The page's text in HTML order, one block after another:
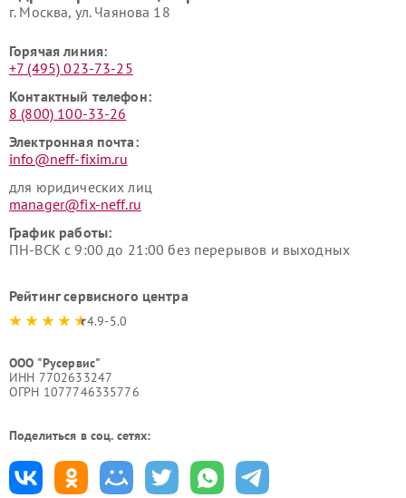
г. Москва, ул. Чаянова 18
Горячая линия:
+7 (495) 023-73-25
Контактный телефон:
8 (800) 100-33-26
Электронная почта:
info@neff-fixim.ru
для юридических лиц
manager@fix-neff.ru
График работы:
ПН-ВСК с 9:00 до 21:00 без перерывов и выходных
Рейтинг сервисного центра
4.9-5.0
ООО "Русервис"
ИНН 7702633247
ОГРН 1077746335776
Поделиться в соц. сетях: